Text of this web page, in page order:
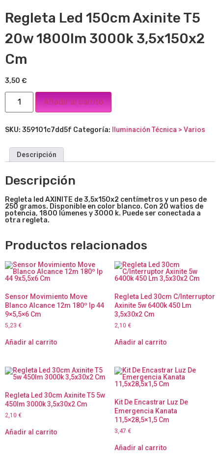
Regleta Led 150cm Axinite T5
20w 1800lm 3000k 3,5x150x2
Cm
3,50 €
Añadir al carrito
SKU: 359101c7dd5f Categoría: Iluminación Técnica > Varios
Descripción
Descripción
Regleta led AXINITE de 3,5x150x2 centímetros y un peso de
250 gramos. Disponible en color blanco. Con 20 watios de
potencia, 1800 lúmenes y 3000 k. Puede ser conectada a
otra regleta.
Productos relacionados
Sensor Movimiento Move
Blanco Alcance 12m 180º Ip 44
9×5,5×6 Cm
5,23 €
Añadir al carrito
Regleta Led 30cm C/Interruptor
Axinite 5w 6400k 450 Lm
3,5x30x2 Cm
2,10 €
Añadir al carrito
Regleta Led 30cm Axinite T5 5w
450lm 3000k 3,5x30x2 Cm
2,10 €
Añadir al carrito
Kit De Encastrar Luz De
Emergencia Kanata
11,5×28,5×1,5 Cm
3,47 €
Añadir al carrito